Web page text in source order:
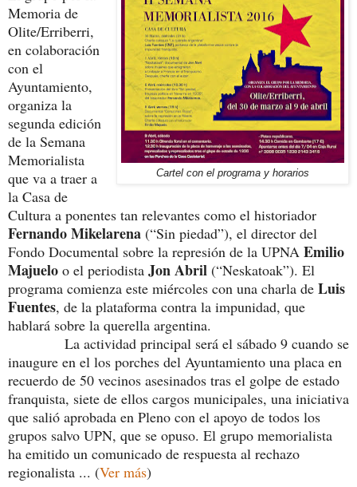
Cartel con el programa y horarios
Memoria de
Olite/Erriberri,
en colaboración
con el
Ayuntamiento,
organiza la
segunda edición
de la Semana
Memorialista
que va a traer a
la Casa de
Cultura a ponentes tan relevantes como el historiador
Fernando Mikelarena (“Sin piedad”), el director del
Fondo Documental sobre la represión de la UPNA Emilio
Majuelo o el periodista Jon Abril (“Neskatoak”). El
programa comienza este miércoles con una charla de Luis
Fuentes, de la plataforma contra la impunidad, que
hablará sobre la querella argentina.
La actividad principal será el sábado 9 cuando se
inaugure en el los porches del Ayuntamiento una placa en
recuerdo de 50 vecinos asesinados tras el golpe de estado
franquista, siete de ellos cargos municipales, una iniciativa
que salió aprobada en Pleno con el apoyo de todos los
grupos salvo UPN, que se opuso. El grupo memorialista
ha emitido un comunicado de respuesta al rechazo
regionalista ... (Ver más)